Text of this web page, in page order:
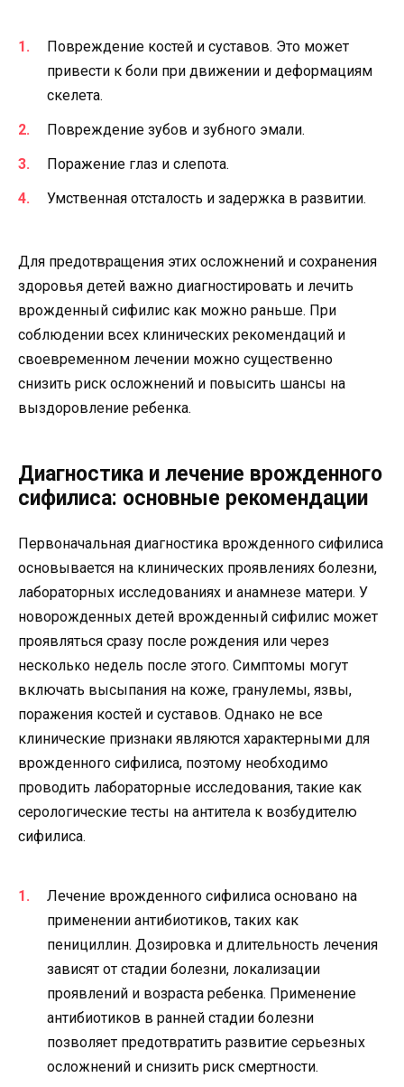
Повреждение костей и суставов. Это может
привести к боли при движении и деформациям
скелета.
Повреждение зубов и зубного эмали.
Поражение глаз и слепота.
Умственная отсталость и задержка в развитии.
Для предотвращения этих осложнений и сохранения
здоровья детей важно диагностировать и лечить
врожденный сифилис как можно раньше. При
соблюдении всех клинических рекомендаций и
своевременном лечении можно существенно
снизить риск осложнений и повысить шансы на
выздоровление ребенка.
Диагностика и лечение врожденного
сифилиса: основные рекомендации
Первоначальная диагностика врожденного сифилиса
основывается на клинических проявлениях болезни,
лабораторных исследованиях и анамнезе матери. У
новорожденных детей врожденный сифилис может
проявляться сразу после рождения или через
несколько недель после этого. Симптомы могут
включать высыпания на коже, гранулемы, язвы,
поражения костей и суставов. Однако не все
клинические признаки являются характерными для
врожденного сифилиса, поэтому необходимо
проводить лабораторные исследования, такие как
серологические тесты на антитела к возбудителю
сифилиса.
Лечение врожденного сифилиса основано на
применении антибиотиков, таких как
пенициллин. Дозировка и длительность лечения
зависят от стадии болезни, локализации
проявлений и возраста ребенка. Применение
антибиотиков в ранней стадии болезни
позволяет предотвратить развитие серьезных
осложнений и снизить риск смертности.